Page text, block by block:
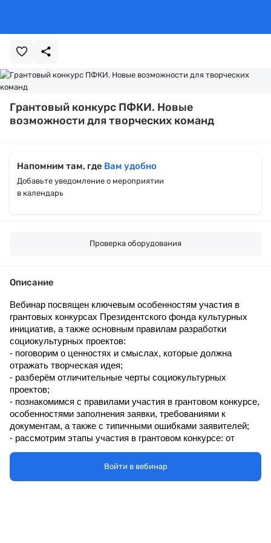
Грантовый конкурс ПФКИ. Новые
возможности для творческих команд
Напомним там, где Вам удобно
Добавьте уведомление о мероприятии
в календарь
Проверка оборудования
Описание
Вебинар посвящен ключевым особенностям участия в
грантовых конкурсах Президентского фонда культурных
инициатив, а также основным правилам разработки
социокультурных проектов:
- поговорим о ценностях и смыслах, которые должна
отражать творческая идея;
- разберём отличительные черты социокультурных
проектов;
- познакомимся с правилами участия в грантовом конкурсе,
особенностями заполнения заявки, требованиями к
документам, а также с типичными ошибками заявителей;
- рассмотрим этапы участия в грантовом конкурсе: от
регистрации заявки до процедуры независимой
экспертизы, а также поговорим о «первых шагах» после
Войти в вебинар